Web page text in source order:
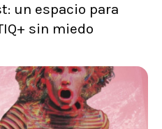
un espacio para
sin miedo